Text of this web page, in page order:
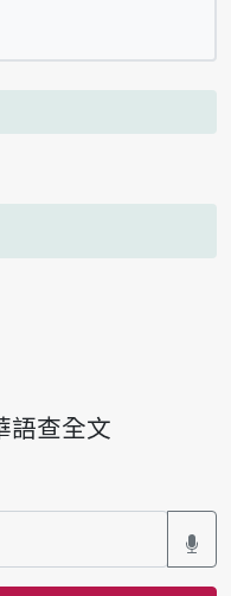
語查全文